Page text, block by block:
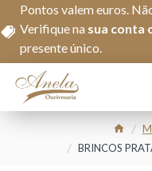
Pontos valem euros.
Verifique na sua conta
presente único.
BRINCOS